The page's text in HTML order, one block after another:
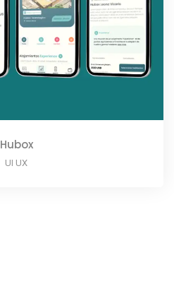
Hubox
UI UX